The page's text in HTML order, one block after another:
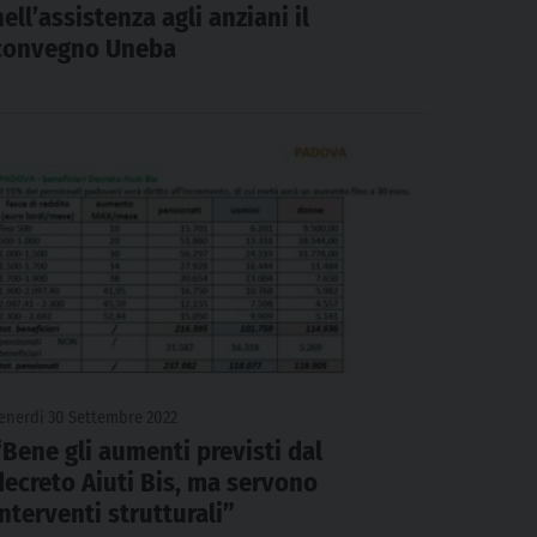
agli anziani il
Uneba
gli aumenti previsti dal
Aiuti Bis, ma servono
strutturali”